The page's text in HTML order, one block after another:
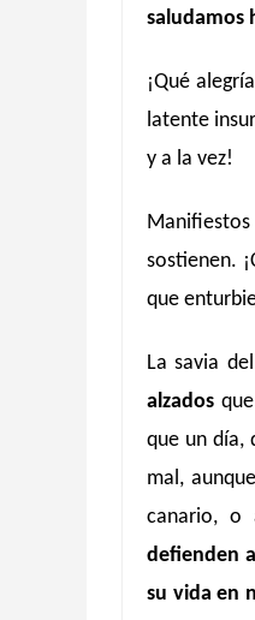
saludamos
¡Qué
latente
y a la vez!
sostienen.
que
La savia
alzados
que un día,
mal,
canario, o
defienden
su vida en